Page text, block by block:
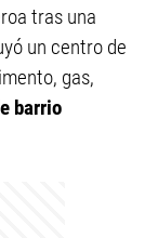
tras una
un centro de
gas,
barrio